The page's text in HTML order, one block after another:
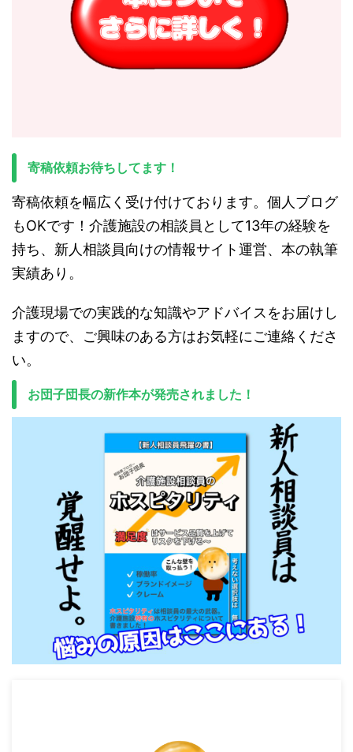
寄稿依頼お待ちしてます！
寄稿依頼を幅広く受け付けております。個人ブログ
もOKです！介護施設の相談員として13年の経験を
持ち、新人相談員向けの情報サイト運営、本の執筆
実績あり。
介護現場での実践的な知識やアドバイスをお届けし
ますので、ご興味のある方はお気軽にご連絡くださ
い。
お団子団長の新作本が発売されました！